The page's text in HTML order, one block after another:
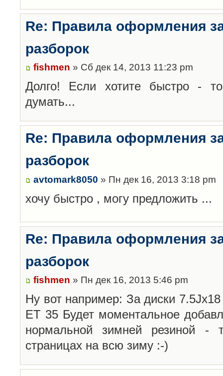
Re: Правила оформления
разборок
fishmen » Сб дек 14, 2013 11:23 pm
Долго! Если хотите быстро -
думать...
Re: Правила оформления
разборок
avtomark8050 » Пн дек 16, 2013 3:18 pm
хочу быстро , могу предложить ...
Re: Правила оформления
разборок
fishmen » Пн дек 16, 2013 5:46 pm
Ну вот например: За диски
ET 35 Будет моментальное
нормальной зимней резиной
страницах на всю зиму :-)